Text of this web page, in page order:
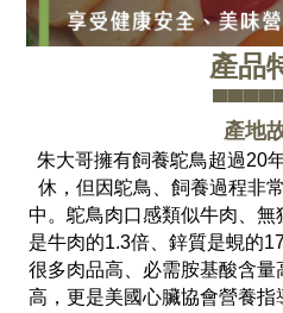
產品
產地
朱大哥擁有飼養鴕鳥超過20
休，但因鴕鳥、飼養過程非
中。鴕鳥肉口感類似牛肉、
是牛肉的1.3倍、鋅質是蜆的
很多肉品高、必需胺基酸含
高，更是美國心臟協會營養指